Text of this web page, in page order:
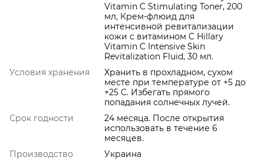
Vitamin C Stimulating Toner, 200
мл, Крем-флюид для
интенсивной ревитализации
кожи с витамином C Hillary
Vitamin C Intensive Skin
Revitalization Fluid, 30 мл.
Условия хранения
Хранить в прохладном, сухом
месте при температуре от +5 до
+25 С. Избегать прямого
попадания солнечных лучей.
Срок годности
24 месяца. После открытия
использовать в течение 6
месяцев.
Производство
Украина